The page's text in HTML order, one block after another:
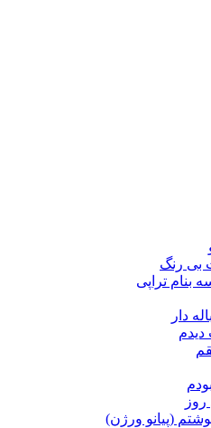
بی رنگ
بنام تراپی
دار
دیدم
(پیانو ورژن)